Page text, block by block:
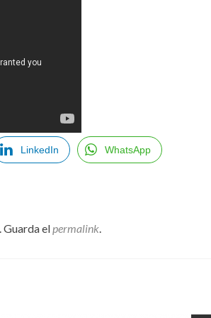
LinkedIn WhatsApp
. Guarda el permalink